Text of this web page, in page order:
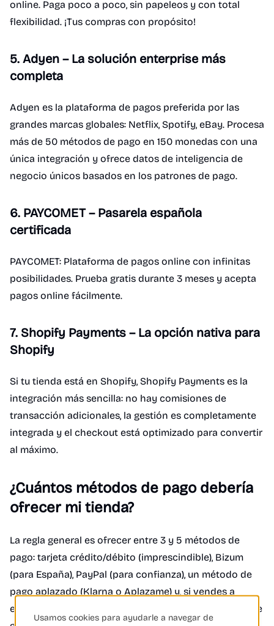
online. Paga poco a poco, sin papeleos y con total
flexibilidad. ¡Tus compras con propósito!
5. Adyen – La solución enterprise más
completa
Adyen es la plataforma de pagos preferida por las
grandes marcas globales: Netflix, Spotify, eBay. Procesa
más de 50 métodos de pago en 150 monedas con una
única integración y ofrece datos de inteligencia de
negocio únicos basados en los patrones de pago.
6. PAYCOMET – Pasarela española
certificada
PAYCOMET: Plataforma de pagos online con infinitas
posibilidades. Prueba gratis durante 3 meses y acepta
pagos online fácilmente.
7. Shopify Payments – La opción nativa para
Shopify
Si tu tienda está en Shopify, Shopify Payments es la
integración más sencilla: no hay comisiones de
transacción adicionales, la gestión es completamente
integrada y el checkout está optimizado para convertir
al máximo.
¿Cuántos métodos de pago debería
ofrecer mi tienda?
La regla general es ofrecer entre 3 y 5 métodos de
pago: tarjeta crédito/débito (imprescindible), Bizum
(para España), PayPal (para confianza), un método de
pago aplazado (Klarna o Aplazame) y, si vendes a
empresas, transferencia bancaria. Más opciones puede
Usamos cookies para ayudarle a navegar de